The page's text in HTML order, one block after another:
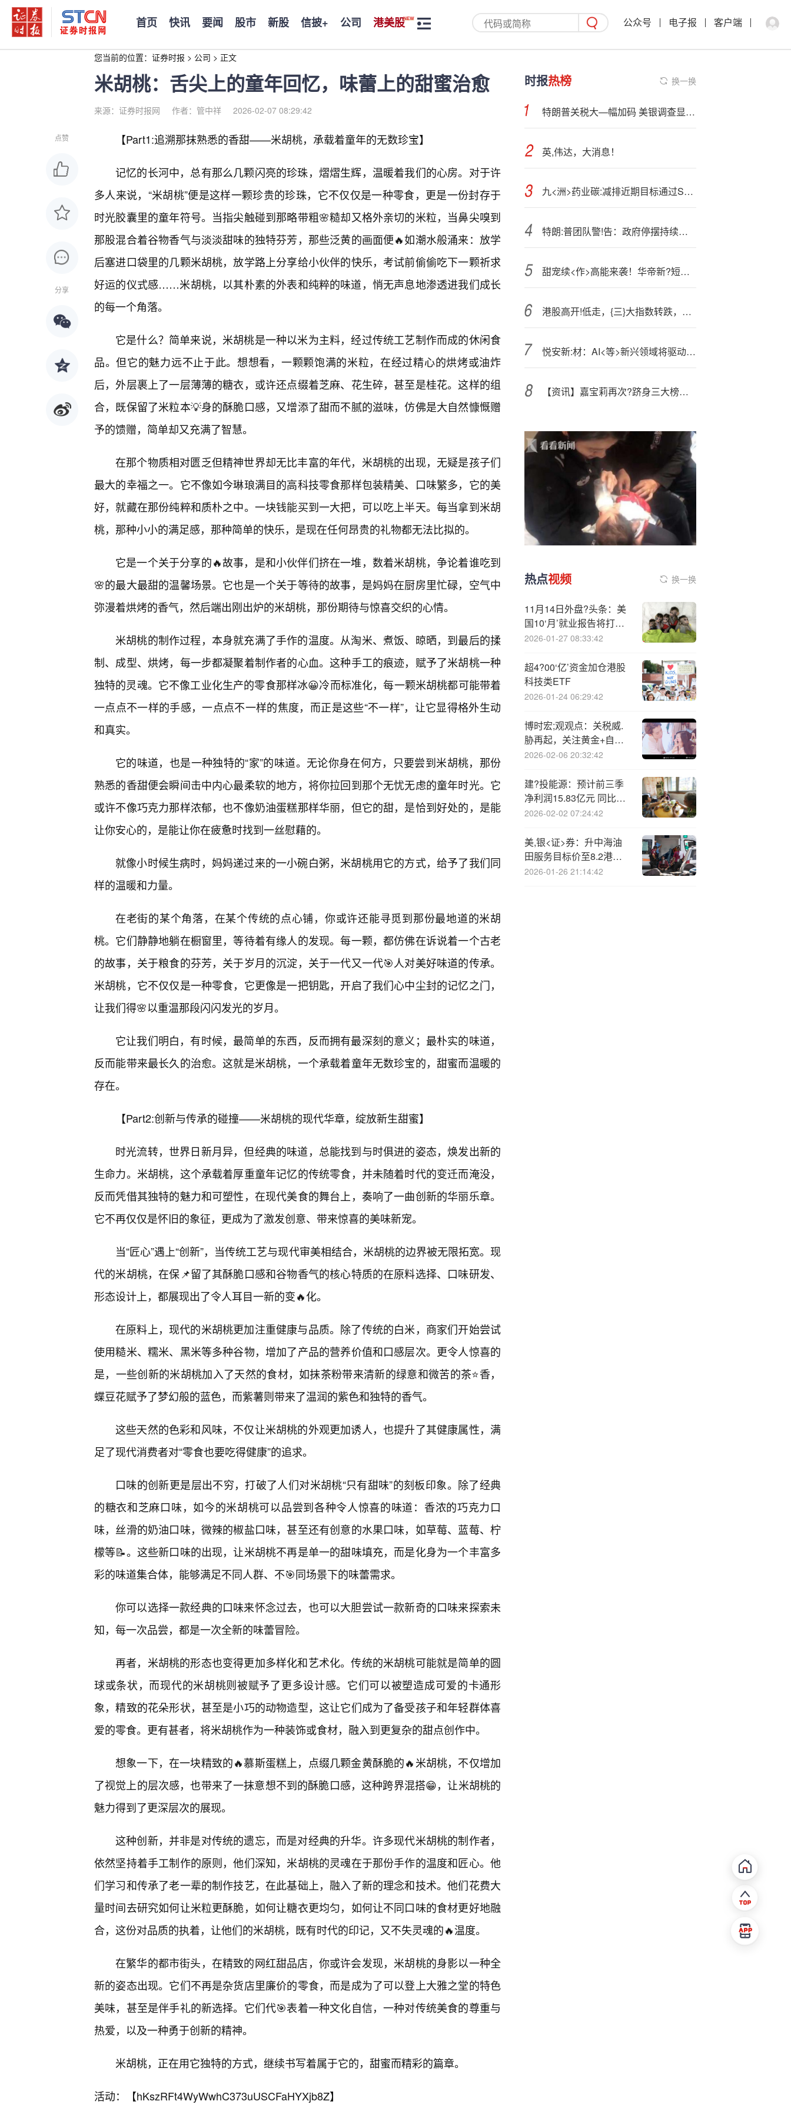
首页 快讯 要闻 股市 新股 信披+ 公司 港美股 公众号 电子报 客户端
您当前的位置： 证券时报 > 公司 > 正文
米胡桃：舌尖上的童年回忆，味蕾上的甜蜜治愈
来源：证券时报网 作者：管中祥 2026-02-07 08:29:42
点赞
分享
【Part1:追溯那抹熟悉的香甜——米胡桃，承载着童年的无数珍宝】
记忆的长河中，总有那么几颗闪亮的珍珠，熠熠生辉，温暖着我们的心房。对于许
多人来说，“米胡桃”便是这样一颗珍贵的珍珠，它不仅仅是一种零食，更是一份封存于
时光胶囊里的童年符号。当指尖触碰到那略带粗🌸糙却又格外亲切的米粒，当鼻尖嗅到
那股混合着谷物香气与淡淡甜味的独特芬芳，那些泛黄的画面便🔥如潮水般涌来：放学
后塞进口袋里的几颗米胡桃，放学路上分享给小伙伴的快乐，考试前偷偷吃下一颗祈求
好运的仪式感……米胡桃，以其朴素的外表和纯粹的味道，悄无声息地渗透进我们成长
的每一个角落。
它是什么？简单来说，米胡桃是一种以米为主料，经过传统工艺制作而成的休闲食
品。但它的魅力远不止于此。想想看，一颗颗饱满的米粒，在经过精心的烘烤或油炸
后，外层裹上了一层薄薄的糖衣，或许还点缀着芝麻、花生碎，甚至是桂花。这样的组
合，既保留了米粒本💡身的酥脆口感，又增添了甜而不腻的滋味，仿佛是大自然慷慨赠
予的馈赠，简单却又充满了智慧。
在那个物质相对匮乏但精神世界却无比丰富的年代，米胡桃的出现，无疑是孩子们
最大的幸福之一。它不像如今琳琅满目的高科技零食那样包装精美、口味繁多，它的美
好，就藏在那份纯粹和质朴之中。一块钱能买到一大把，可以吃上半天。每当拿到米胡
桃，那种小小的满足感，那种简单的快乐，是现在任何昂贵的礼物都无法比拟的。
它是一个关于分享的🔥故事，是和小伙伴们挤在一堆，数着米胡桃，争论着谁吃到
🌸的最大最甜的温馨场景。它也是一个关于等待的故事，是妈妈在厨房里忙碌，空气中
弥漫着烘烤的香气，然后端出刚出炉的米胡桃，那份期待与惊喜交织的心情。
米胡桃的制作过程，本身就充满了手作的温度。从淘米、煮饭、晾晒，到最后的揉
制、成型、烘烤，每一步都凝聚着制作者的心血。这种手工的痕迹，赋予了米胡桃一种
独特的灵魂。它不像工业化生产的零食那样冰😀冷而标准化，每一颗米胡桃都可能带着
一点点不一样的手感，一点点不一样的焦度，而正是这些“不一样”，让它显得格外生动
和真实。
它的味道，也是一种独特的“家”的味道。无论你身在何方，只要尝到米胡桃，那份
熟悉的香甜便会瞬间击中内心最柔软的地方，将你拉回到那个无忧无虑的童年时光。它
或许不像巧克力那样浓郁，也不像奶油蛋糕那样华丽，但它的甜，是恰到好处的，是能
让你安心的，是能让你在疲惫时找到一丝慰藉的。
就像小时候生病时，妈妈递过来的一小碗白粥，米胡桃用它的方式，给予了我们同
样的温暖和力量。
在老街的某个角落，在某个传统的点心铺，你或许还能寻觅到那份最地道的米胡
桃。它们静静地躺在橱窗里，等待着有缘人的发现。每一颗，都仿佛在诉说着一个古老
的故事，关于粮食的芬芳，关于岁月的沉淀，关于一代又一代🎯人对美好味道的传承。
米胡桃，它不仅仅是一种零食，它更像是一把钥匙，开启了我们心中尘封的记忆之门，
让我们得🌸以重温那段闪闪发光的岁月。
它让我们明白，有时候，最简单的东西，反而拥有最深刻的意义；最朴实的味道，
反而能带来最长久的治愈。这就是米胡桃，一个承载着童年无数珍宝的，甜蜜而温暖的
存在。
【Part2:创新与传承的碰撞——米胡桃的现代华章，绽放新生甜蜜】
时光流转，世界日新月异，但经典的味道，总能找到与时俱进的姿态，焕发出新的
生命力。米胡桃，这个承载着厚重童年记忆的传统零食，并未随着时代的变迁而淹没，
反而凭借其独特的魅力和可塑性，在现代美食的舞台上，奏响了一曲创新的华丽乐章。
它不再仅仅是怀旧的象征，更成为了激发创意、带来惊喜的美味新宠。
当“匠心”遇上“创新”，当传统工艺与现代审美相结合，米胡桃的边界被无限拓宽。现
代的米胡桃，在保📌留了其酥脆口感和谷物香气的核心特质的在原料选择、口味研发、
形态设计上，都展现出了令人耳目一新的变🔥化。
在原料上，现代的米胡桃更加注重健康与品质。除了传统的白米，商家们开始尝试
使用糙米、糯米、黑米等多种谷物，增加了产品的营养价值和口感层次。更令人惊喜的
是，一些创新的米胡桃加入了天然的食材，如抹茶粉带来清新的绿意和微苦的茶⭐香，
蝶豆花赋予了梦幻般的蓝色，而紫薯则带来了温润的紫色和独特的香气。
这些天然的色彩和风味，不仅让米胡桃的外观更加诱人，也提升了其健康属性，满
足了现代消费者对“零食也要吃得健康”的追求。
口味的创新更是层出不穷，打破了人们对米胡桃“只有甜味”的刻板印象。除了经典
的糖衣和芝麻口味，如今的米胡桃可以品尝到各种令人惊喜的味道：香浓的巧克力口
味，丝滑的奶油口味，微辣的椒盐口味，甚至还有创意的水果口味，如草莓、蓝莓、柠
檬等📝。这些新口味的出现，让米胡桃不再是单一的甜味填充，而是化身为一个丰富多
彩的味道集合体，能够满足不同人群、不🎯同场景下的味蕾需求。
你可以选择一款经典的口味来怀念过去，也可以大胆尝试一款新奇的口味来探索未
知，每一次品尝，都是一次全新的味蕾冒险。
再者，米胡桃的形态也变得更加多样化和艺术化。传统的米胡桃可能就是简单的圆
球或条状，而现代的米胡桃则被赋予了更多设计感。它们可以被塑造成可爱的卡通形
象，精致的花朵形状，甚至是小巧的动物造型，这让它们成为了备受孩子和年轻群体喜
爱的零食。更有甚者，将米胡桃作为一种装饰或食材，融入到更复杂的甜点创作中。
想象一下，在一块精致的🔥慕斯蛋糕上，点缀几颗金黄酥脆的🔥米胡桃，不仅增加
了视觉上的层次感，也带来了一抹意想不到的酥脆口感，这种跨界混搭😁，让米胡桃的
魅力得到了更深层次的展现。
这种创新，并非是对传统的遗忘，而是对经典的升华。许多现代米胡桃的制作者，
依然坚持着手工制作的原则，他们深知，米胡桃的灵魂在于那份手作的温度和匠心。他
们学习和传承了老一辈的制作技艺，在此基础上，融入了新的理念和技术。他们花费大
量时间去研究如何让米粒更酥脆，如何让糖衣更均匀，如何让不同口味的食材更好地融
合，这份对品质的执着，让他们的米胡桃，既有时代的印记，又不失灵魂的🔥温度。
在繁华的都市街头，在精致的网红甜品店，你或许会发现，米胡桃的身影以一种全
新的姿态出现。它们不再是杂货店里廉价的零食，而是成为了可以登上大雅之堂的特色
美味，甚至是伴手礼的新选择。它们代🎯表着一种文化自信，一种对传统美食的尊重与
热爱，以及一种勇于创新的精神。
米胡桃，正在用它独特的方式，继续书写着属于它的，甜蜜而精彩的篇章。
活动：【hKszRFt4WyWwhC373uUSCFaHYXjb8Z】
时报热榜 换一换
特朗普关税大—幅加码 美银调查显示印度沦为最不受青睐的亚洲股票市场
英,伟达，大消息！
九<洲>药业碳:减排近期目标通过SBTi验证
特朗:普团队警!告：政府停摆持续将导致更多航班延误
甜宠续<作>高能来袭！华帝新?短剧《御厨大人请指教》上线
港股高开!低走，{三}大指数转跌，蔚来跌超4%
悦安新:材：AI<等>新兴领域将驱动公司业绩增长
【资讯】嘉宝莉再次?跻身三大榜单前列，展现品牌及市场影响力
热点视频 换一换
11月14日外盘?头条：美
国10‘月’就业报告将打折
波音罢工结束 特斯拉拟支
少对美联储依赖
2026-01-27 08:33:42
超4?00‘亿’资金加仓港股
科技类ETF
2026-01-24 06:29:42
博时宏;观观点：关税威.
胁再起，关注黄金+自主
可控
2026-02-06 20:32:42
建?投能源：预计前三季
净利润15.83亿元 同比增
231.75%
2026-02-02 07:24:42
美,银<证>券：升中海油
田服务目标价至8.2港元
第三季业绩胜预期
2026-01-26 21:14:42